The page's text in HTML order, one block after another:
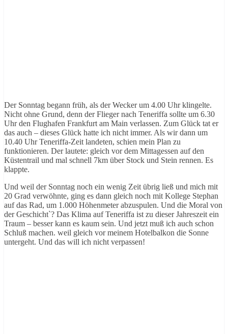
Der Sonntag begann früh, als der Wecker um 4.00 Uhr klingelte.
Nicht ohne Grund, denn der Flieger nach Teneriffa sollte um 6.30
Uhr den Flughafen Frankfurt am Main verlassen. Zum Glück tat er
das auch – dieses Glück hatte ich nicht immer. Als wir dann um
10.40 Uhr Teneriffa-Zeit landeten, schien mein Plan zu
funktionieren. Der lautete: gleich vor dem Mittagessen auf den
Küstentrail und mal schnell 7km über Stock und Stein rennen. Es
klappte.
Und weil der Sonntag noch ein wenig Zeit übrig ließ und mich mit
20 Grad verwöhnte, ging es dann gleich noch mit Kollege Stephan
auf das Rad, um 1.000 Höhenmeter abzuspulen. Und die Moral von
der Geschicht`? Das Klima auf Teneriffa ist zu dieser Jahreszeit ein
Traum – besser kann es kaum sein. Und jetzt muß ich auch schon
Schluß machen. weil gleich vor meinem Hotelbalkon die Sonne
untergeht. Und das will ich nicht verpassen!